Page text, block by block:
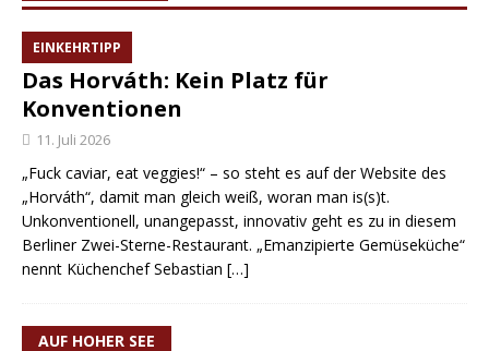
EINKEHRTIPP
Das Horváth: Kein Platz für
Konventionen
11. Juli 2026
„Fuck caviar, eat veggies!“ – so steht es auf der Website des
„Horváth“, damit man gleich weiß, woran man is(s)t.
Unkonventionell, unangepasst, innovativ geht es zu in diesem
Berliner Zwei-Sterne-Restaurant. „Emanzipierte Gemüseküche“
nennt Küchenchef Sebastian […]
AUF HOHER SEE